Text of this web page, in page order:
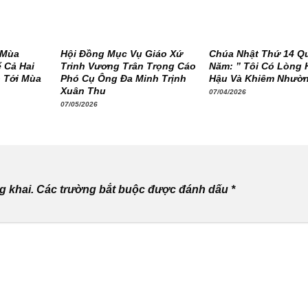
Cả Hai
Tới Mùa
Hội Đồng Mục Vụ Giáo Xứ
Trinh Vương Trân Trọng Cáo
Phó Cụ Ông Đa Minh Trịnh
Xuân Thu
07/05/2026
Chúa Nhật Thứ 14
Năm: ” Tôi Có Lòng
Hậu Và Khiêm
07/04/2026
khai. Các trường bắt buộc được đánh dấu *